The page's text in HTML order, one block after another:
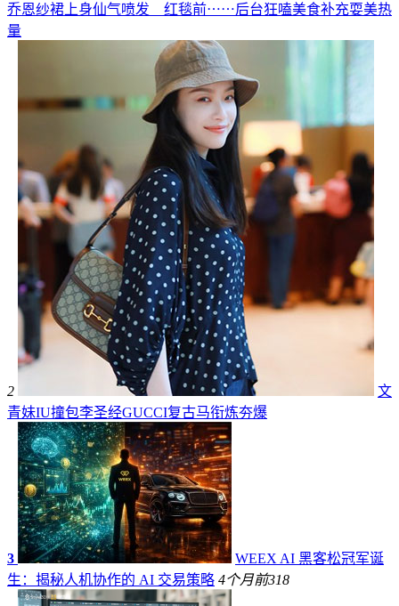
乔恩纱裙上身仙气喷发 红毯前⋯⋯后台狂嗑美食补充耍美热
量
2
文
青妹IU撞包李圣经GUCCI复古马衔炼夯爆
3
WEEX AI 黑客松冠军诞
生：揭秘人机协作的 AI 交易策略 4个月前318